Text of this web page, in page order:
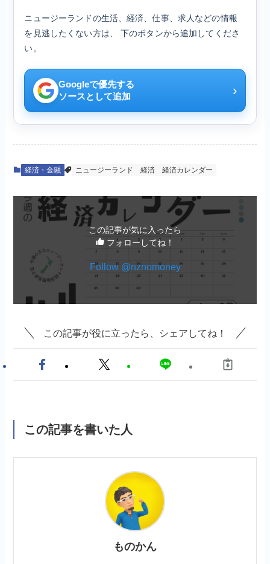
ニュージーランドの生活、経済、仕事、求人などの情報
を見逃したくない方は、 下のボタンから追加してくださ
い。
Googleで優先する
ソースとして追加
›
経済・金融 ニュージーランド 経済 経済カレンダー
この記事が気に入ったら
フォローしてね！
Follow @nznomoney
この記事が役に立ったら、シェアしてね！
この記事を書いた人
ものかん